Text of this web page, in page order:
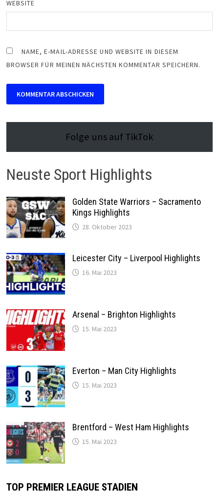
WEBSITE
NAME, E-MAIL-ADRESSE UND WEBSITE IN DIESEM
BROWSER FÜR MEINEN NÄCHSTEN KOMMENTAR SPEICHERN.
Folge uns auf TikTok
Neuste Sport Highlights
Golden State Warriors – Sacramento
Kings Highlights
28. Oktober 2023
Leicester City – Liverpool Highlights
16. Mai 2023
Arsenal – Brighton Highlights
15. Mai 2023
Everton – Man City Highlights
15. Mai 2023
Brentford – West Ham Highlights
15. Mai 2023
TOP PREMIER LEAGUE STADIEN